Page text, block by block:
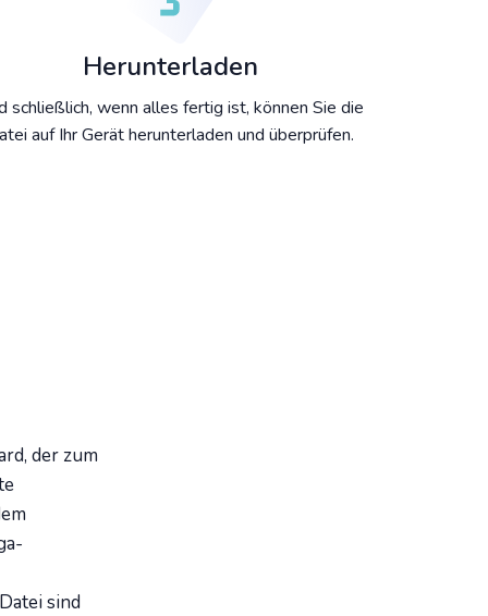
Herunterladen
schließlich, wenn alles fertig ist, können Sie die
auf Ihr Gerät herunterladen und überprüfen.
der zum
sind